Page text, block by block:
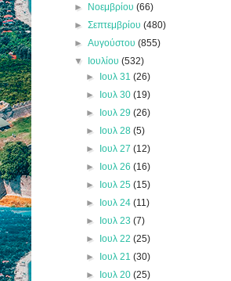
► Νοεμβρίου(66)
►Σεπτεμβρίου(480)
►Αυγούστου(855)
▼ Ιουλίου(532)
► Ιουλ 31 (26)
► Ιουλ 30 (19)
► Ιουλ 29 (26)
► Ιουλ 28 (5)
► Ιουλ 27 (12)
► Ιουλ 26 (16)
► Ιουλ 25 (15)
► Ιουλ 24 (11)
► Ιουλ 23 (7)
► Ιουλ 22 (25)
► Ιουλ 21 (30)
► Ιουλ 20 (25)